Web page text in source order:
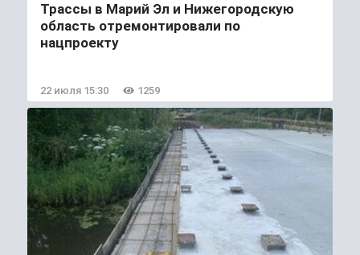
Трассы в Марий Эл и Нижегородскую
область отремонтировали по
нацпроекту
22 июля 15:30 1259